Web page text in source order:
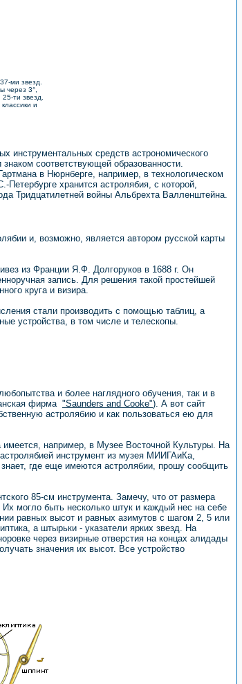
ми звезд.
через 3°,
ти звезд.
и
инструментальных средств астрономического
соответствующей образованности.
в Нюрнберге, например, в технологическом
хранится астролябия, с которой,
Тридцатилетней войны Альбрехта Валленштейна.
и, возможно, является автором русской карты
из Франции Я.Ф. Долгоруков в 1688 г. Он
запись. Для решения такой простейшей
круга и визира.
стали производить с помощью таблиц, а
устройства, в том числе и телескопы.
и более наглядного обучения, так и в
фирма "Saunders and Cooke"). А вот сайт
астролябию и как пользоваться ею для
имеется, например, в Музее Восточной Культуры. На
инструмент из музея МИИГАиКа,
где еще имеются астролябии, прошу сообщить
85-см инструмента. Замечу, что от размера
могло быть несколько штук и каждый нес на себе
равных высот и равных азимутов с шагом 2, 5 или
а штырьки - указатели ярких звезд. На
через визирные отверстия на концах алидады
значения их высот. Все устройство